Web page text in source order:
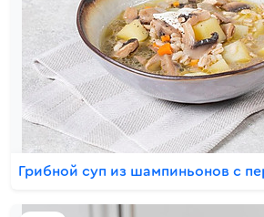
Грибной суп из шампиньонов с